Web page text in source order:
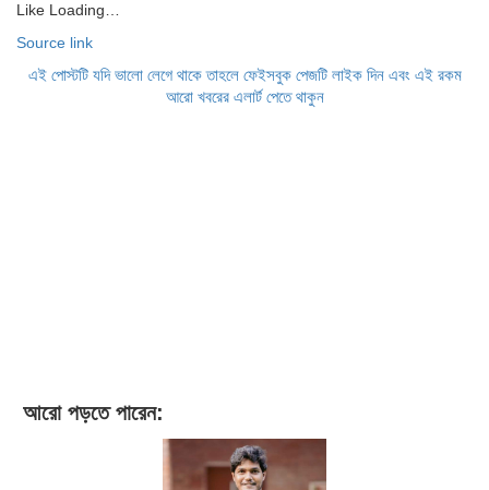
Like Loading…
Source link
এই পোস্টটি যদি ভালো লেগে থাকে তাহলে ফেইসবুক পেজটি লাইক দিন এবং এই রকম
আরো খবরের এলার্ট পেতে থাকুন
আরো পড়তে পারেন: